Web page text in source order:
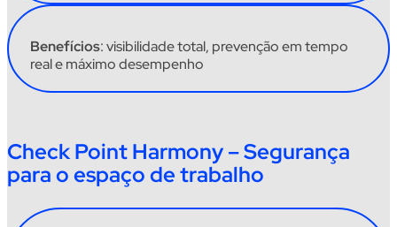
Benefícios:visibilidade total, prevenção em tempo
real e máximo desempenho
Check Point Harmony – Segurança
para o espaço de trabalho